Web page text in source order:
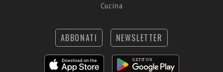
Cucina
ABBONATI NEWSLETTER